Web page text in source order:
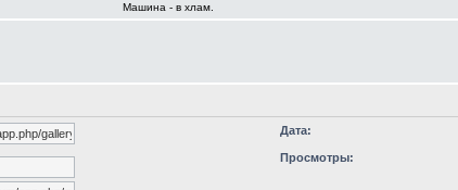
Машина - в хлам.
Дата:
Просмотры: